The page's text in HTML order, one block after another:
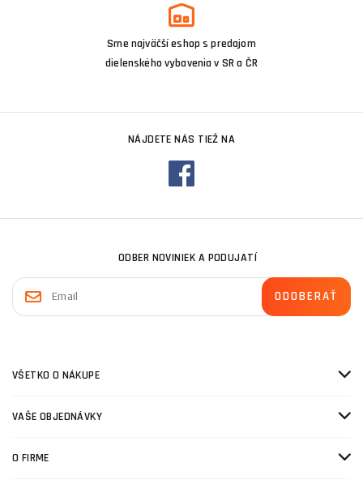
Sme najväčší eshop s predajom
dielenského vybavenia v SR a ČR
NÁJDETE NÁS TIEŽ NA
ODBER NOVINIEK A PODUJATÍ
VŠETKO O NÁKUPE
VAŠE OBJEDNÁVKY
O FIRME